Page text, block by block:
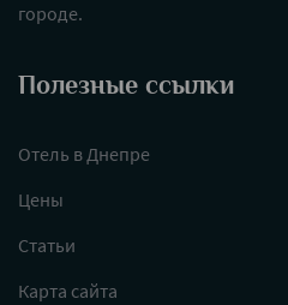
городе.
Полезные ссылки
Отель в Днепре
Цены
Статьи
Карта сайта